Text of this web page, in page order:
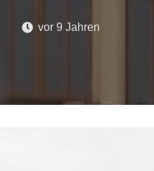
vor 9 Jahren